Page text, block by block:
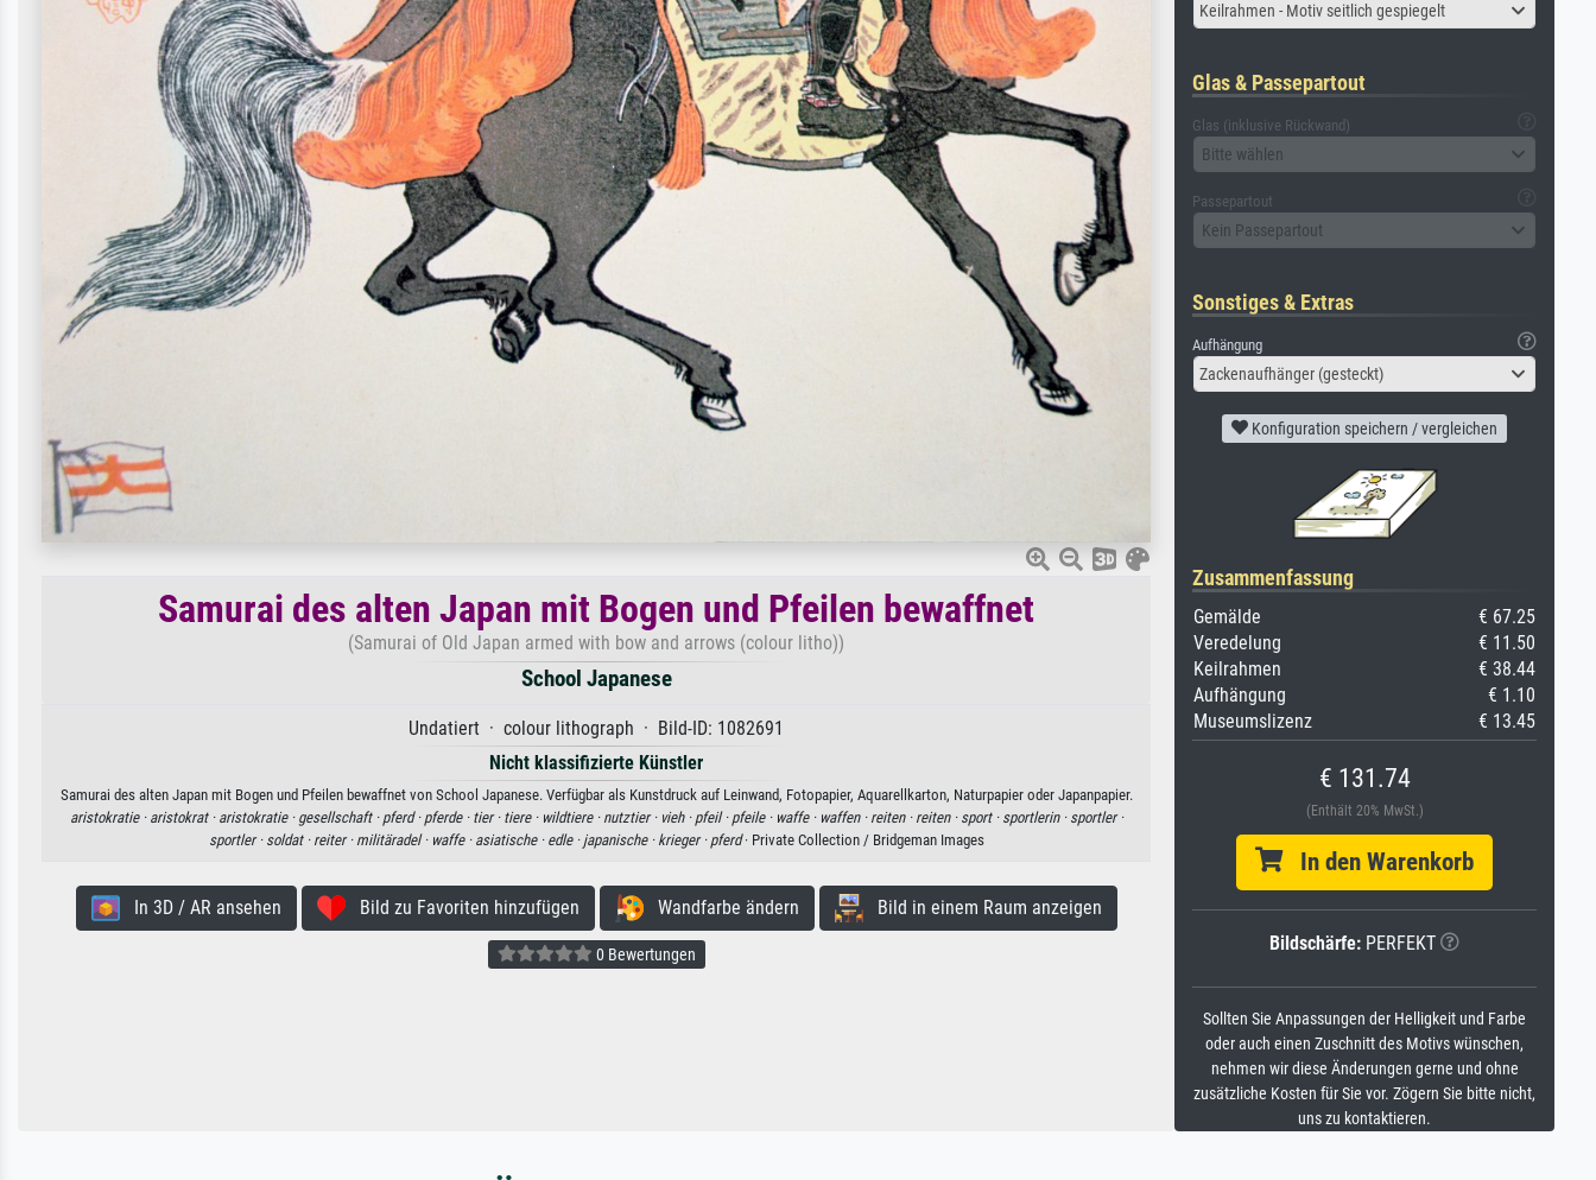
Samurai des alten Japan mit Bogen und Pfeilen bewaffnet
(Samurai of Old Japan armed with bow and arrows (colour litho))
School Japanese
Undatiert · colour lithograph · Bild-ID: 1082691
Nicht klassifizierte Künstler
Samurai des alten Japan mit Bogen und Pfeilen bewaffnet von School Japanese. Verfügbar als Kunstdruck auf Leinwand, Fotopapier, Aquarellkarton, Naturpapier oder Japanpapier.
aristokratie · aristokrat · aristokratie · gesellschaft · pferd · pferde · tier · tiere · wildtiere · nutztier · vieh · pfeil · pfeile · waffe · waffen · reiten · reiten · sport · sportlerin · sportler ·
sportler · soldat · reiter · militäradel · waffe · asiatische · edle · japanische · krieger · pferd· Private Collection / Bridgeman Images
In 3D / AR ansehen Bild zu Favoriten hinzufügen Wandfarbe ändern Bild in einem Raum anzeigen
0 Bewertungen
Keilrahmen - Motiv seitlich gespiegelt
Glas & Passepartout
Glas (inklusive Rückwand)
Bitte wählen
Passepartout
Kein Passepartout
Sonstiges & Extras
Aufhängung
Zackenaufhänger (gesteckt)
Konfiguration speichern / vergleichen
Zusammenfassung
Gemälde
€ 67.25
Veredelung
€ 11.50
Keilrahmen
€ 38.44
Aufhängung
€ 1.10
Museumslizenz
€ 13.45
€ 131.74
(Enthält 20% MwSt.)
In den Warenkorb
Bildschärfe: PERFEKT
Sollten Sie Anpassungen der Helligkeit und Farbe
oder auch einen Zuschnitt des Motivs wünschen,
nehmen wir diese Änderungen gerne und ohne
zusätzliche Kosten für Sie vor. Zögern Sie bitte nicht,
uns zu kontaktieren.